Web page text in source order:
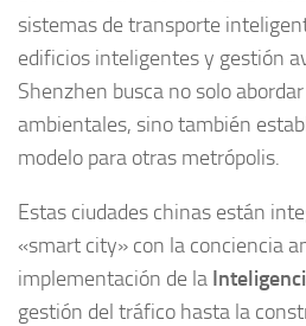
sistemas de transporte
edificios inteligentes y gestión
Shenzhen busca no solo
ambientales, sino también
modelo para otras metrópolis.
Estas ciudades chinas están
«smart city» con la conciencia
implementación de la
gestión del tráfico hasta la